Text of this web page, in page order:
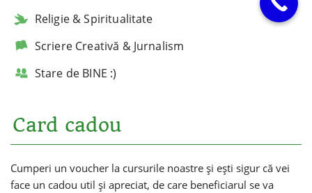
Religie & Spiritualitate
Scriere Creativă & Jurnalism
Stare de BINE :)
Card cadou
Cumperi un voucher la cursurile noastre și ești sigur că vei
face un cadou util și apreciat, de care beneficiarul se va